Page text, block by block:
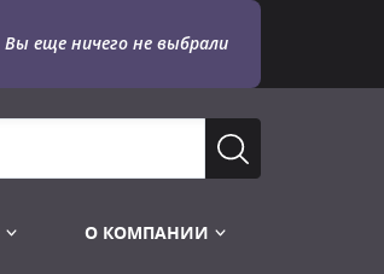
Вы еще ничего не выбрали
О КОМПАНИИ